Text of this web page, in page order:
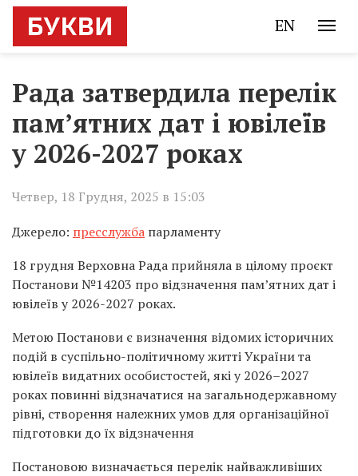
EN
Рада затвердила перелік
пам’ятних дат і ювілеїв
у 2026-2027 роках
Четвер, 18 Грудня, 2025 в 15:03
Джерело: пресслужба парламенту
18 грудня Верховна Рада прийняла в цілому проєкт
Постанови №14203 про відзначення пам’ятних дат і
ювілеїв у 2026-2027 роках.
Метою Постанови є визначення відомих історичних
подій в суспільно-політичному житті України та
ювілеїв видатних особистостей, які у 2026–2027
роках повинні відзначатися на загальнодержавному
рівні, створення належних умов для організаційної
підготовки до їх відзначення
Постановою визначається перелік найважливіших